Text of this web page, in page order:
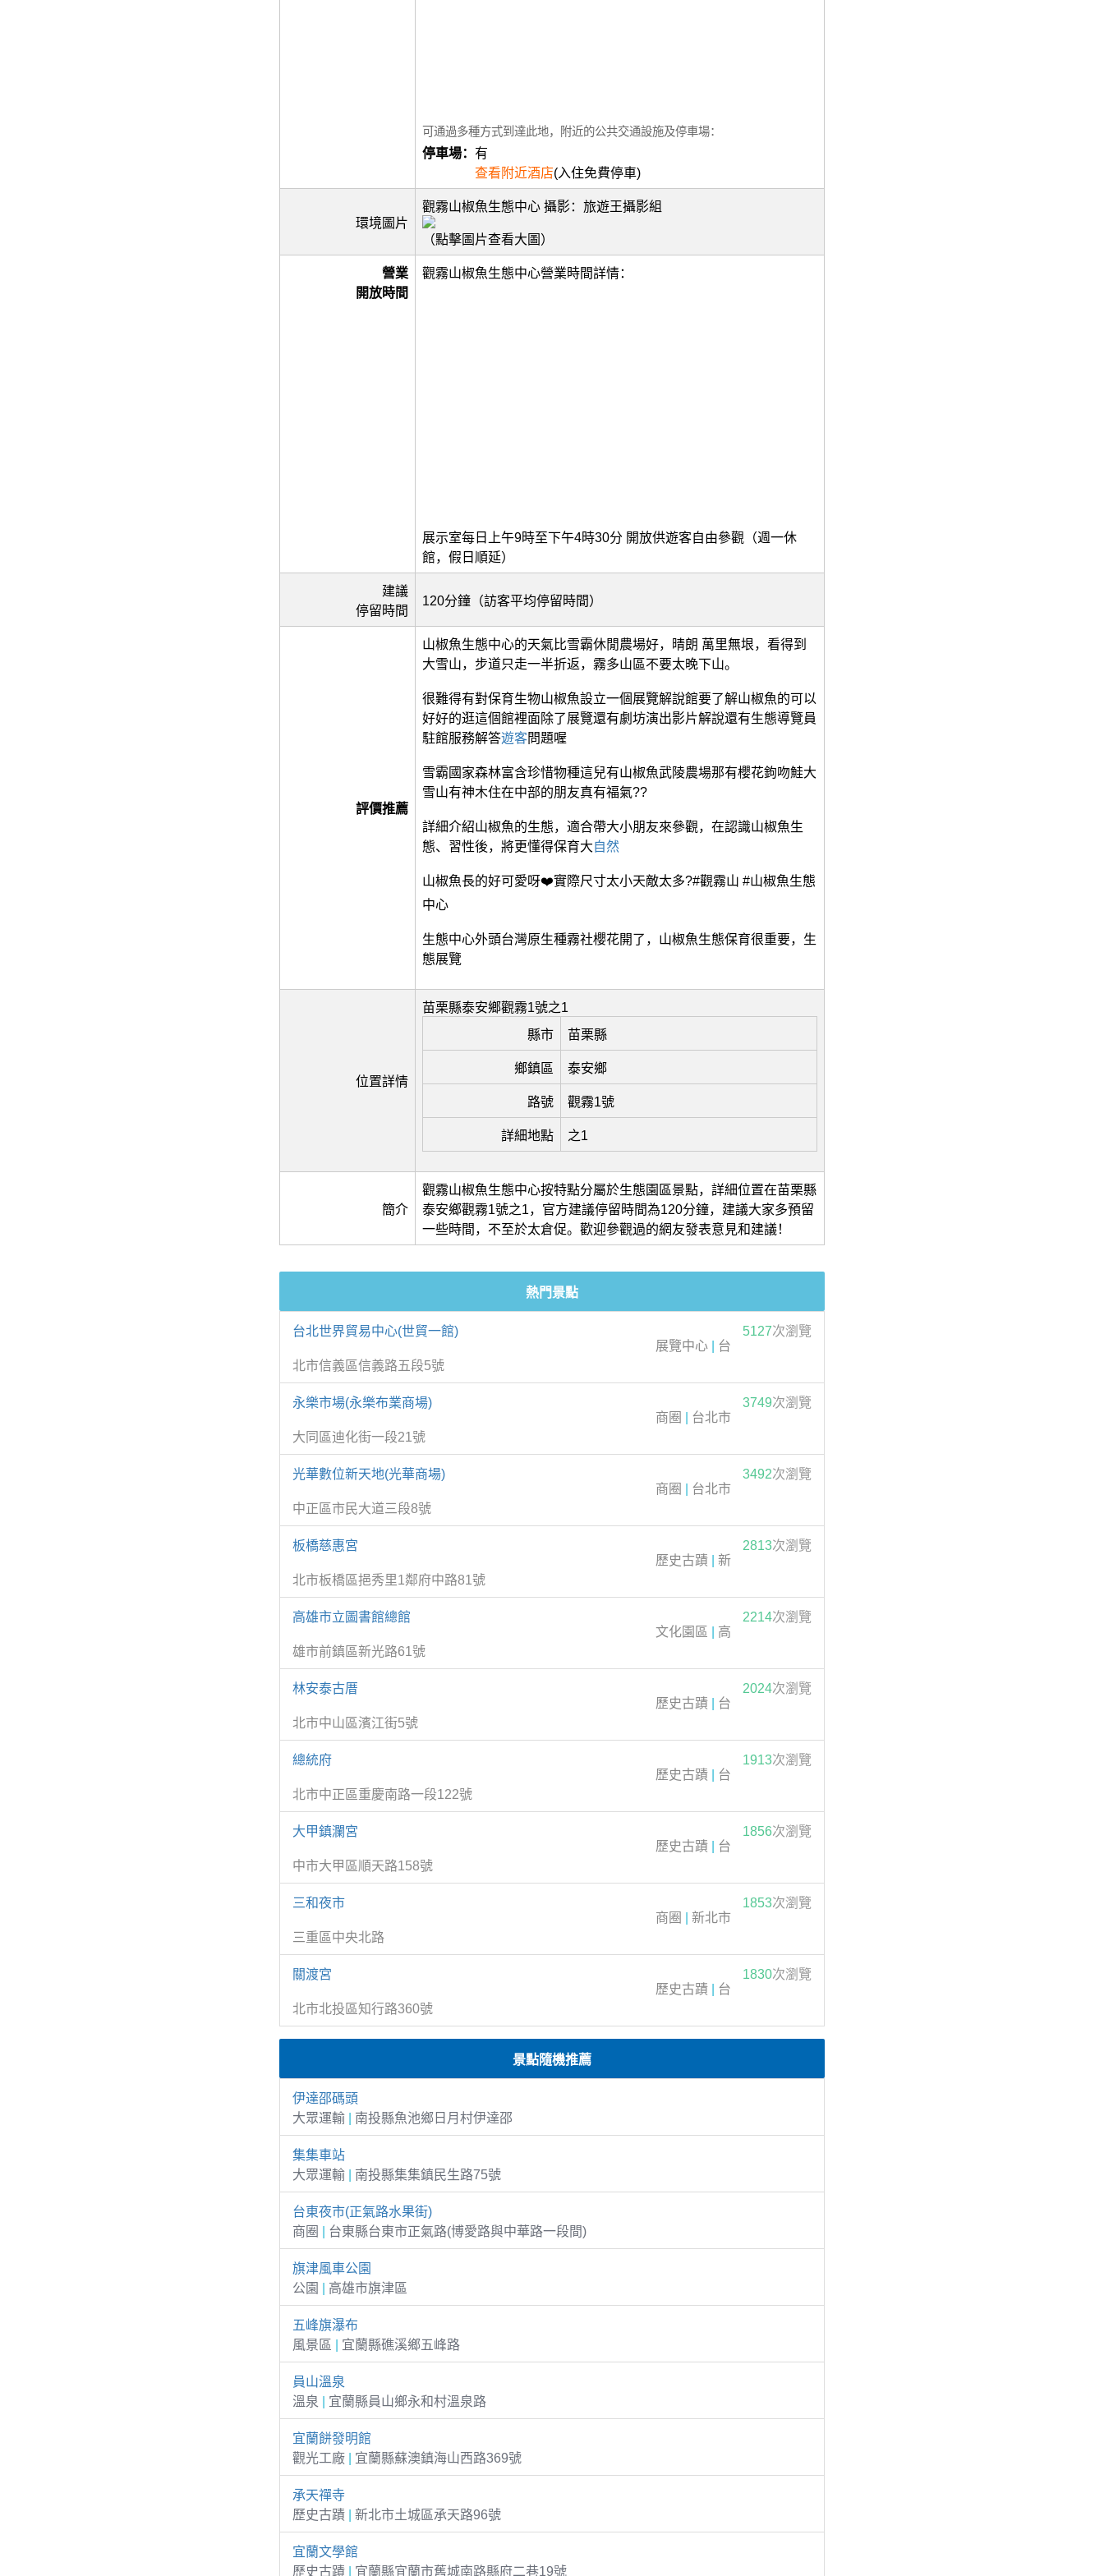
可通過多種方式到達此地，附近的公共交通設施及停車場：
停車場： 有
查看附近酒店(入住免費停車)
環境圖片
觀霧山椒魚生態中心 攝影：旅遊王攝影組
（點擊圖片查看大圖）
營業
開放時間
觀霧山椒魚生態中心營業時間詳情：
展示室每日上午9時至下午4時30分 開放供遊客自由參觀（週一休
館，假日順延）
建議
停留時間
120分鐘（訪客平均停留時間）
評價推薦
山椒魚生態中心的天氣比雪霸休閒農場好，晴朗 萬里無垠，看得到
大雪山，步道只走一半折返，霧多山區不要太晚下山。
很難得有對保育生物山椒魚設立一個展覽解說館要了解山椒魚的可以
好好的逛這個館裡面除了展覽還有劇坊演出影片解說還有生態導覽員
駐館服務解答遊客問題喔
雪霸國家森林富含珍惜物種這兒有山椒魚武陵農場那有櫻花鉤吻鮭大
雪山有神木住在中部的朋友真有福氣??
詳細介紹山椒魚的生態，適合帶大小朋友來參觀，在認識山椒魚生
態、習性後，將更懂得保育大自然
山椒魚長的好可愛呀❤️實際尺寸太小天敵太多?#觀霧山 #山椒魚生態
中心
生態中心外頭台灣原生種霧社櫻花開了，山椒魚生態保育很重要，生
態展覽
位置詳情
苗栗縣泰安鄉觀霧1號之1
縣市
苗栗縣
鄉鎮區 泰安鄉
路號 觀霧1號
詳細地點 之1
簡介
觀霧山椒魚生態中心按特點分屬於生態園區景點，詳細位置在苗栗縣
泰安鄉觀霧1號之1，官方建議停留時間為120分鐘，建議大家多預留
一些時間，不至於太倉促。歡迎參觀過的網友發表意見和建議！
熱門景點
台北世界貿易中心(世貿一館) 5127次瀏覽
展覽中心
台
北市信義區信義路五段5號
永樂市場(永樂布業商場) 3749次瀏覽
商圈
台北市
大同區迪化街一段21號
光華數位新天地(光華商場) 3492次瀏覽
商圈
台北市
中正區市民大道三段8號
板橋慈惠宮 2813次瀏覽
歷史古蹟
新
北市板橋區挹秀里1鄰府中路81號
高雄市立圖書館總館 2214次瀏覽
文化園區
高
雄市前鎮區新光路61號
林安泰古厝 2024次瀏覽
歷史古蹟
台
北市中山區濱江街5號
總統府 1913次瀏覽
歷史古蹟
台
北市中正區重慶南路一段122號
大甲鎮瀾宮 1856次瀏覽
歷史古蹟
台
中市大甲區順天路158號
三和夜市 1853次瀏覽
商圈
新北市
三重區中央北路
關渡宮 1830次瀏覽
歷史古蹟
台
北市北投區知行路360號
景點隨機推薦
伊達邵碼頭
大眾運輸
南投縣魚池鄉日月村伊達邵
集集車站
大眾運輸
南投縣集集鎮民生路75號
台東夜市(正氣路水果街)
商圈
台東縣台東市正氣路(博愛路與中華路一段間)
旗津風車公園
公園
高雄市旗津區
五峰旗瀑布
風景區
宜蘭縣礁溪鄉五峰路
員山溫泉
溫泉
宜蘭縣員山鄉永和村溫泉路
宜蘭餅發明館
觀光工廠
宜蘭縣蘇澳鎮海山西路369號
承天禪寺
歷史古蹟
新北市土城區承天路96號
宜蘭文學館
歷史古蹟
宜蘭縣宜蘭市舊城南路縣府二巷19號